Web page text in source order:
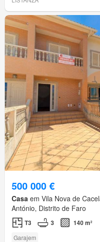
500 000 €
Casa em Vila Nova de
António, Distrito de Faro
T3 3 140 m²
Garajem